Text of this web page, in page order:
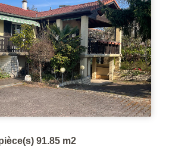
MAISON 7 PIECES LENTILLY